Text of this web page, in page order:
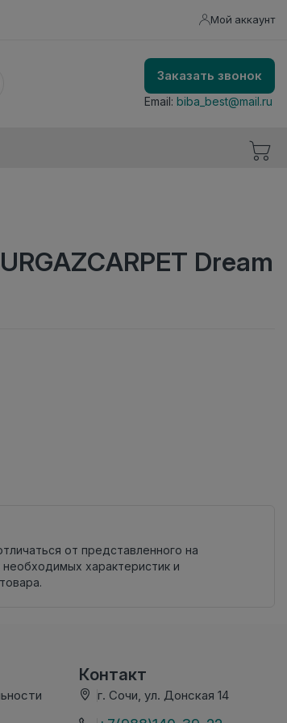
Мой аккаунт
Заказать звонок
Email: biba_best@mail.ru
Dream
от представленного на
характеристик и
Контакт
г. Сочи, ул. Донская 14